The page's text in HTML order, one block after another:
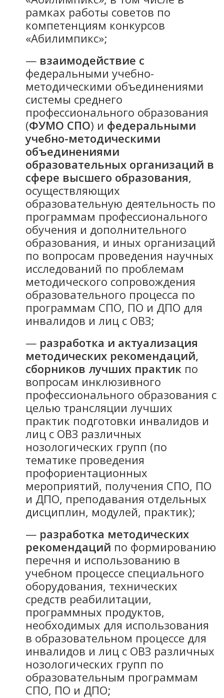
рамках работы советов по
компетенциям конкурсов
«Абилимпикс»;
— взаимодействие с
федеральными учебно-
методическими объединениями
системы среднего
профессионального образования
(ФУМО СПО) и федеральными
учебно-методическими
объединениями
образовательных организаций в
сфере высшего образования,
осуществляющих
образовательную деятельность по
программам профессионального
обучения и дополнительного
образования, и иных организаций
по вопросам проведения научных
исследований по проблемам
методического сопровождения
образовательного процесса по
программам СПО, ПО и ДПО для
инвалидов и лиц с ОВЗ;
— разработка и актуализация
методических рекомендаций,
сборников лучших практик по
вопросам инклюзивного
профессионального образования с
целью трансляции лучших
практик подготовки инвалидов и
лиц с ОВЗ различных
нозологических групп (по
тематике проведения
профориентационных
мероприятий, получения СПО, ПО
и ДПО, преподавания отдельных
дисциплин, модулей, практик);
— разработка методических
рекомендаций по формированию
перечня и использованию в
учебном процессе специального
оборудования, технических
средств реабилитации,
программных продуктов,
необходимых для использования
в образовательном процессе для
инвалидов и лиц с ОВЗ различных
нозологических групп по
образовательным программам
СПО, ПО и ДПО;